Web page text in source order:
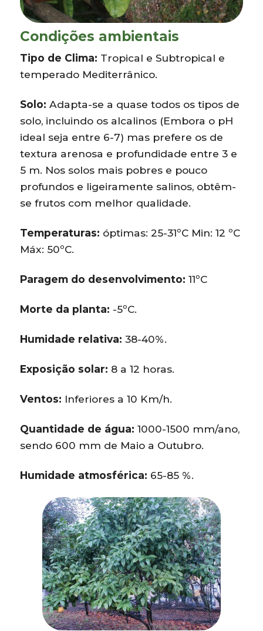
Condições ambientais
Tipo de Clima: Tropical e Subtropical e
temperado Mediterrânico.
Solo: Adapta-se a quase todos os tipos de
solo, incluindo os alcalinos (Embora o pH
ideal seja entre 6-7) mas prefere os de
textura arenosa e profundidade entre 3 e
5 m. Nos solos mais pobres e pouco
profundos e ligeiramente salinos, obtêm-
se frutos com melhor qualidade.
Temperaturas: óptimas: 25-31ºC Min: 12 ºC
Máx: 50ºC.
Paragem do desenvolvimento: 11ºC
Morte da planta: -5ºC.
Humidade relativa: 38-40%.
Exposição solar: 8 a 12 horas.
Ventos: Inferiores a 10 Km/h.
Quantidade de água: 1000-1500 mm/ano,
sendo 600 mm de Maio a Outubro.
Humidade atmosférica: 65-85 %.